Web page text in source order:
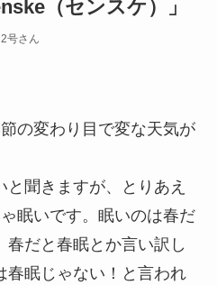
（センスケ）」
2号さん
の変わり目で変な天気が
聞きますが、とりあえ
眠いです。眠いのは春だ
春だと春眠とか言い訳し
春眠じゃない！と言われ